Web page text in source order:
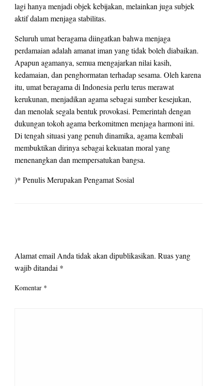
lagi hanya menjadi objek kebijakan, melainkan juga subjek
aktif dalam menjaga stabilitas.
Seluruh umat beragama diingatkan bahwa menjaga
perdamaian adalah amanat iman yang tidak boleh diabaikan.
Apapun agamanya, semua mengajarkan nilai kasih,
kedamaian, dan penghormatan terhadap sesama. Oleh karena
itu, umat beragama di Indonesia perlu terus merawat
kerukunan, menjadikan agama sebagai sumber kesejukan,
dan menolak segala bentuk provokasi. Pemerintah dengan
dukungan tokoh agama berkomitmen menjaga harmoni ini.
Di tengah situasi yang penuh dinamika, agama kembali
membuktikan dirinya sebagai kekuatan moral yang
menenangkan dan mempersatukan bangsa.
)* Penulis Merupakan Pengamat Sosial
Alamat email Anda tidak akan dipublikasikan. Ruas yang
wajib ditandai *
Komentar *